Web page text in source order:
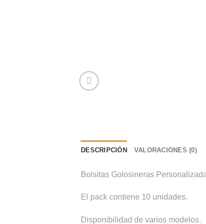
DESCRIPCIÓN VALORACIONES (0)
Bolsitas Golosineras
El pack contiene 10 unidades.
Disponibilidad de varios modelos.